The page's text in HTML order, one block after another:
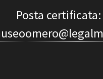
Posta certificata: